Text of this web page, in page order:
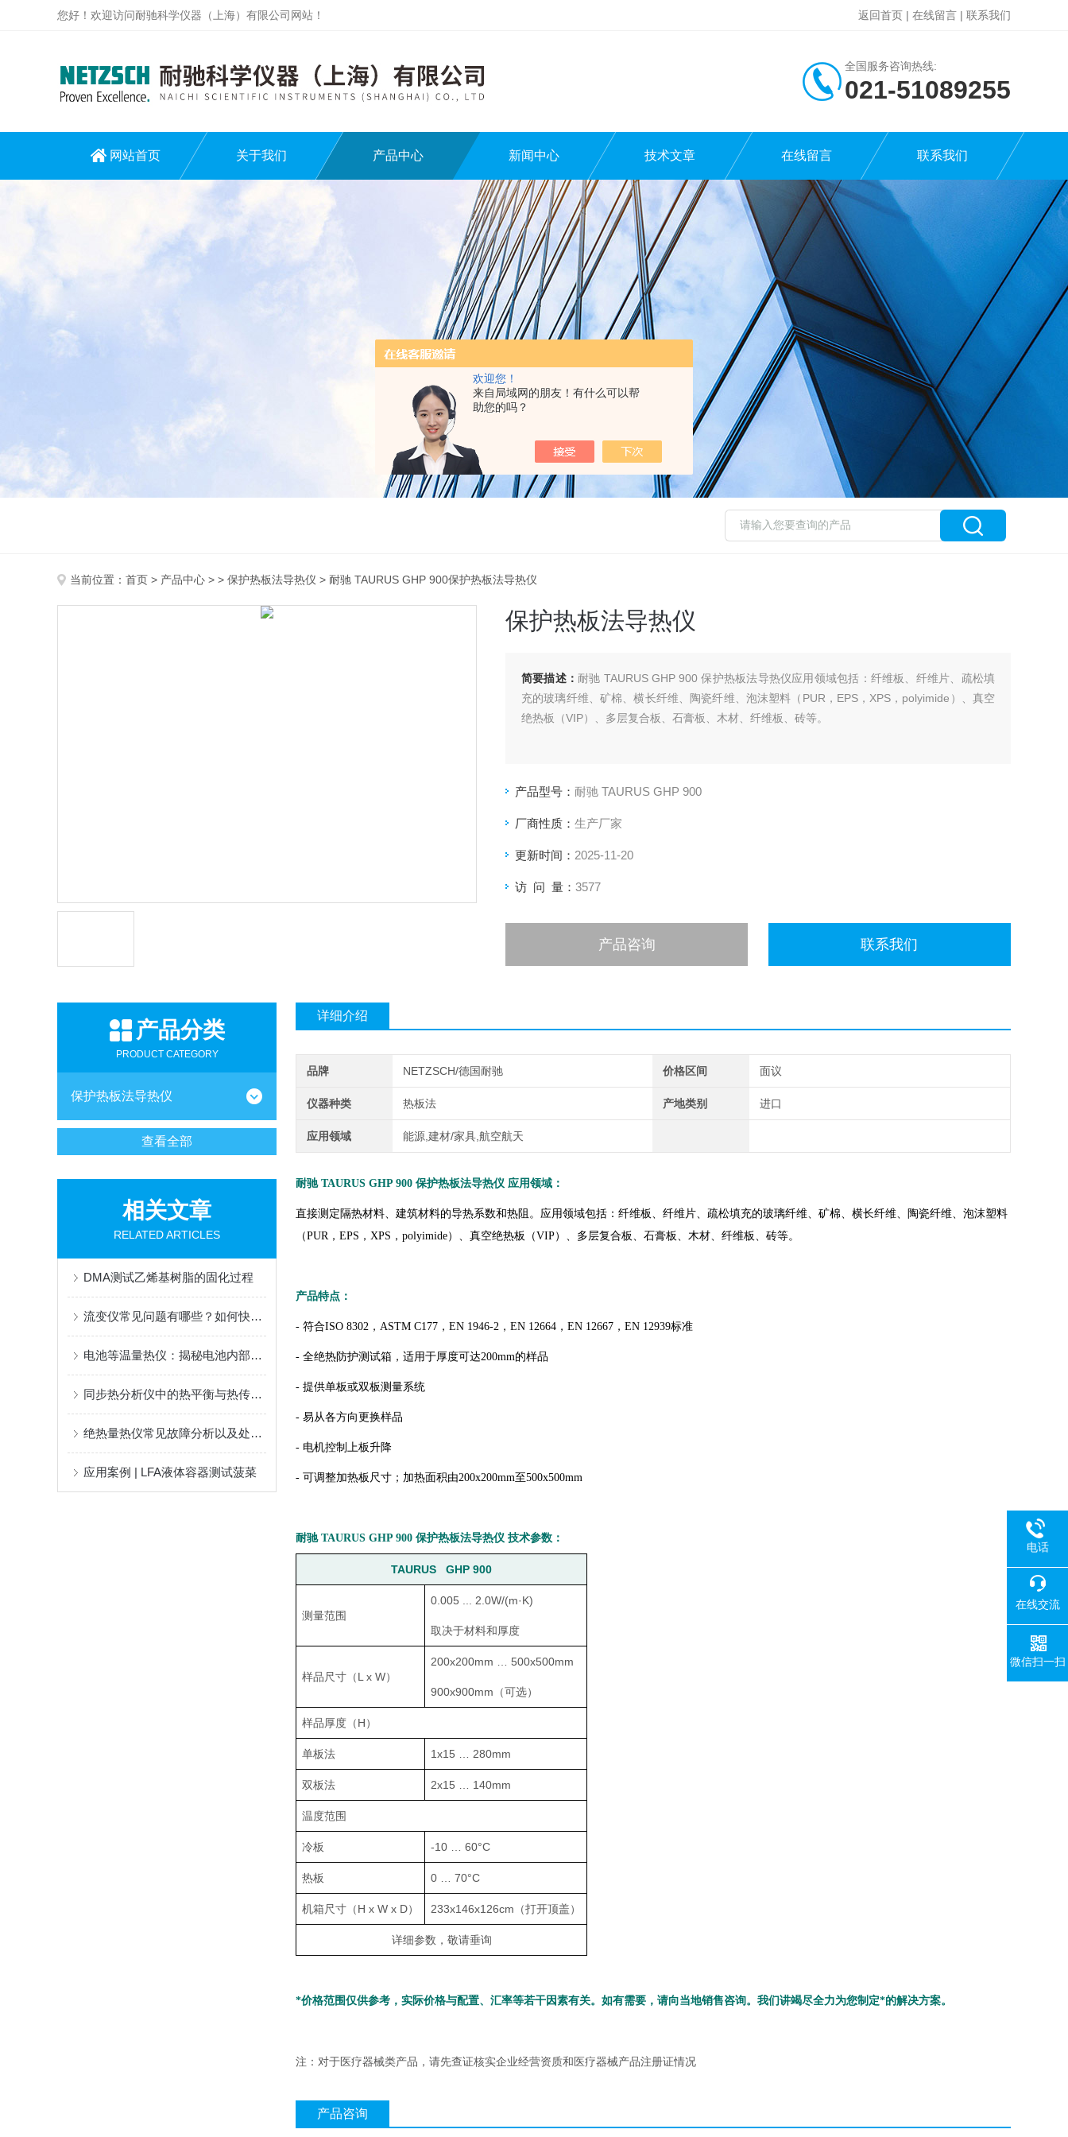
欢迎您！
来自局域网的朋友！有什么可以帮
助您的吗？
您好！欢迎访问耐驰科学仪器（上海）有限公司网站！ 返回首页 | 在线留言 | 联系我们
全国服务咨询热线:
021-51089255
网站首页 关于我们 产品中心 新闻中心 技术文章 在线留言 联系我们
当前位置： 首页 > 产品中心 > > 保护热板法导热仪 > 耐驰 TAURUS GHP 900保护热板法导热仪
保护热板法导热仪
简要描述： 耐驰 TAURUS GHP 900 保护热板法导热仪应用领域包括：纤维板、纤维片、疏松填
充的玻璃纤维、矿棉、横长纤维、陶瓷纤维、泡沫塑料（PUR，EPS，XPS，polyimide）、真空
绝热板（VIP）、多层复合板、石膏板、木材、纤维板、砖等。
产品型号： 耐驰 TAURUS GHP 900
厂商性质： 生产厂家
更新时间： 2025-11-20
访 问 量： 3577
产品咨询 联系我们
产品分类
PRODUCT CATEGORY
保护热板法导热仪
查看全部
相关文章
RELATED ARTICLES
DMA测试乙烯基树脂的固化过程
流变仪常见问题有哪些？如何快速排查解决
电池等温量热仪：揭秘电池内部能量变化的工具
同步热分析仪中的热平衡与热传导机制解析
绝热量热仪常见故障分析以及处理方法
应用案例 | LFA液体容器测试菠菜
详细介绍
品牌 NETZSCH/德国耐驰 价格区间 面议
仪器种类 热板法 产地类别 进口
应用领域 能源,建材/家具,航空航天
耐驰 TAURUS GHP 900 保护热板法导热仪 应用领域：
直接测定隔热材料、建筑材料的导热系数和热阻。应用领域包括：纤维板、纤维片、疏松填充的玻璃纤维、矿棉、横长纤维、陶瓷纤维、泡沫塑料
（PUR，EPS，XPS，polyimide）、真空绝热板（VIP）、多层复合板、石膏板、木材、纤维板、砖等。
产品特点：
- 符合ISO 8302，ASTM C177，EN 1946-2，EN 12664，EN 12667，EN 12939标准
- 全绝热防护测试箱，适用于厚度可达200mm的样品
- 提供单板或双板测量系统
- 易从各方向更换样品
- 电机控制上板升降
- 可调整加热板尺寸；加热面积由200x200mm至500x500mm
耐驰 TAURUS GHP 900 保护热板法导热仪 技术参数：
TAURUS GHP 900
测量范围
0.005 ... 2.0W/(m·K)
取决于材料和厚度
样品尺寸（L x W）
200x200mm … 500x500mm
900x900mm（可选）
样品厚度（H）
单板法 1x15 … 280mm
双板法 2x15 … 140mm
温度范围
冷板 -10 … 60°C
热板 0 … 70°C
机箱尺寸（H x W x D） 233x146x126cm（打开顶盖）
详细参数，敬请垂询
*价格范围仅供参考，实际价格与配置、汇率等若干因素有关。如有需要，请向当地销售咨询。我们讲竭尽全力为您制定*的解决方案。
注：对于医疗器械类产品，请先查证核实企业经营资质和医疗器械产品注册证情况
产品咨询
电话
在线交流
微信扫一扫